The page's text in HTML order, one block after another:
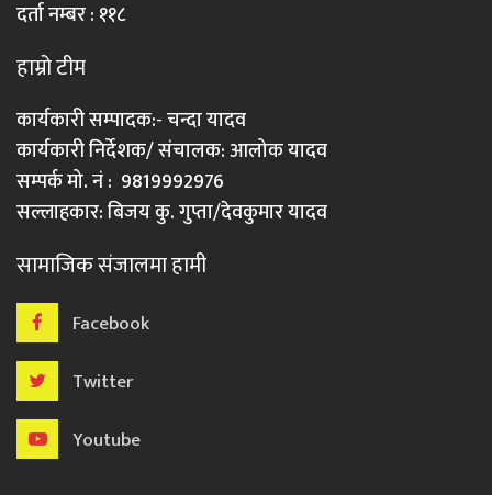
दर्ता नम्बर : ११८
हाम्रो टीम
कार्यकारी सम्पादक:- चन्दा यादव
कार्यकारी निर्देशक/ संचालक: आलोक यादव
सम्पर्क मो. नं : 9819992976
सल्लाहकार: बिजय कु. गुप्ता/देवकुमार यादव
सामाजिक संजालमा हामी
Facebook
Twitter
Youtube